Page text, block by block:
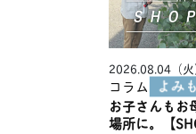
2026.08.04（火
コラム
お子さんもお
場所に。【